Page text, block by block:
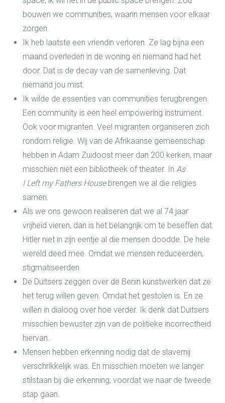
bouwen we communities, waarin mensen voor elkaar
zorgen.
Ik heb laatste een vriendin verloren. Ze lag bijna een
maand overleden in de woning en niemand had het
door. Dat is de decay van de samenleving. Dat
niemand jou mist.
Ik wilde de essenties van communities terugbrengen.
Een community is een heel empowering instrument.
Ook voor migranten. Veel migranten organiseren zich
rondom religie. Wij van de Afrikaanse gemeenschap
hebben in Adam Zuidoost meer dan 200 kerken, maar
misschien niet een bibliotheek of theater. In As
I Left my Fathers Housebrengen we al die religies
samen.
Als we ons gewoon realiseren dat we al 74 jaar
vrijheid vieren, dan is het belangrijk om te beseffen dat
Hitler niet in zijn eentje al die mensen doodde. De hele
wereld deed mee. Omdat we mensen reduceerden,
stigmatiseerden.
De Duitsers zeggen over de Benin kunstwerken dat ze
het terug willen geven. Omdat het gestolen is. En ze
willen in dialoog over hoe verder. Ik denk dat Duitsers
misschien bewuster zijn van de politieke incorrectheid
hiervan.
Mensen hebben erkenning nodig dat de slavernij
verschrikkelijk was. En misschien moeten we langer
stilstaan bij die erkenning, voordat we naar de tweede
stap gaan.